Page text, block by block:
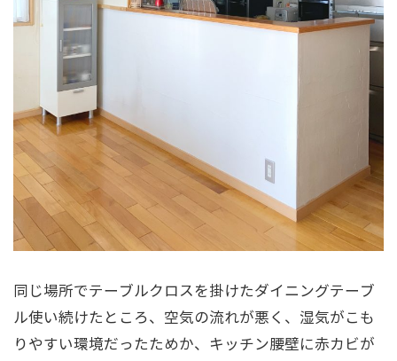
同じ場所でテーブルクロスを掛けたダイニングテーブ
ル使い続けたところ、空気の流れが悪く、湿気がこも
りやすい環境だったためか、キッチン腰壁に赤カビが